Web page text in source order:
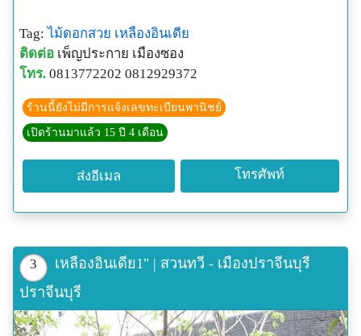
Tag: ไม้ดอกสวย เหลืองอินเดีย
ติดต่อ เพ็ญประกาย เมืองซอง
โทร. 0813772202 0812929372
ร้านนี้ยังไม่มีการแจ้งเลขทะเบียนพานิชย์
เปิดร้านมาแล้ว 15 ปี 4 เดือน
ส่งอีเมล โทรศัพท์
3
เหลืองอินเดีย1" | สวนทวี - เมืองปราจีนบุรี
ปราจีนบุรี